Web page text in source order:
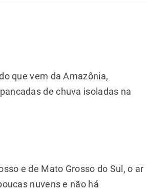
que vem da Amazônia,
de chuva isoladas na
e de Mato Grosso do Sul, o ar
nuvens e não há